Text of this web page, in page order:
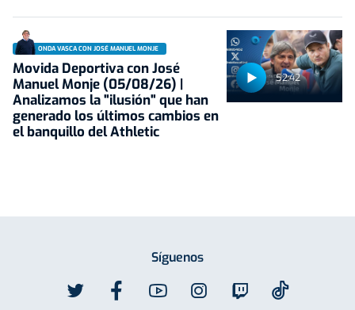
52:42
ONDA VASCA CON JOSÉ MANUEL MONJE
Movida Deportiva con José
Manuel Monje (05/08/26) |
Analizamos la "ilusión" que han
generado los últimos cambios en
el banquillo del Athletic
Síguenos